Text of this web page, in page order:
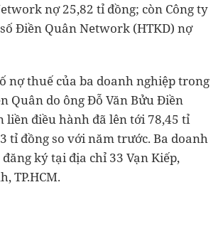
nợ 25,82 tỉ đồng; còn Công ty
Điền Quân Network (HTKD) nợ
nợ thuế của ba doanh nghiệp trong
Quân do ông Đỗ Văn Bửu Điền
liền điều hành đã lên tới 78,45 tỉ
tỉ đồng so với năm trước. Ba doanh
ký tại địa chỉ 33 Vạn Kiếp,
TP.HCM.